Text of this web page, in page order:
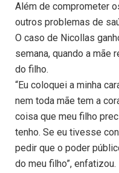
Além de comprometer
outros problemas de
O caso de Nicollas
semana, quando a mãe
do filho.
“Eu coloquei a minha
nem toda mãe tem a
coisa que meu filho
tenho. Se eu tivesse
pedir que o poder
do meu filho”, enfatizou.